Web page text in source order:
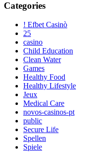
Categories
! Efbet Casinò
25
casino
Child Education
Clean Water
Games
Healthy Food
Healthy Lifestyle
Jeux
Medical Care
novos-casinos-pt
public
Secure Life
Spellen
Spiele